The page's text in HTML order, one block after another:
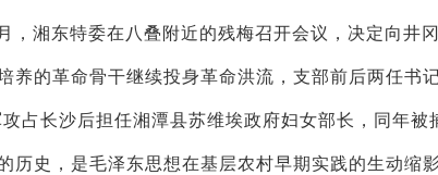
东特委在八叠附近的残梅召开会议，决定向井冈
的革命骨干继续投身革命洪流，支部前后两任书
占长沙后担任湘潭县苏维埃政府妇女部长，同年被
史，是毛泽东思想在基层农村早期实践的生动缩